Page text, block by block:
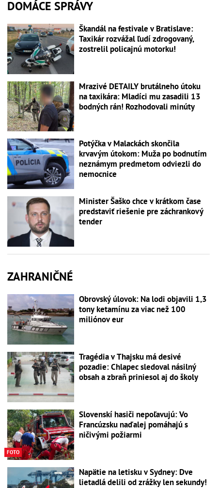
DOMÁCE SPRÁVY
Škandál na festivale v Bratislave:
Taxikár rozvážal ľudí zdrogovaný,
zostrelil policajnú motorku!
Mrazivé DETAILY brutálneho útoku
na taxikára: Mladíci mu zasadili 13
bodných rán! Rozhodovali minúty
Potýčka v Malackách skončila
krvavým útokom: Muža po bodnutím
neznámym predmetom odviezli do
nemocnice
Minister Šaško chce v krátkom čase
predstaviť riešenie pre záchrankový
tender
ZAHRANIČNÉ
Obrovský úlovok: Na lodi objavili 1,3
tony ketamínu za viac než 100
miliónov eur
Tragédia v Thajsku má desivé
pozadie: Chlapec sledoval násilný
obsah a zbraň priniesol aj do školy
FOTO
Slovenskí hasiči nepoľavujú: Vo
Francúzsku naďalej pomáhajú s
ničivými požiarmi
Napätie na letisku v Sydney: Dve
lietadlá delili od zrážky len sekundy!